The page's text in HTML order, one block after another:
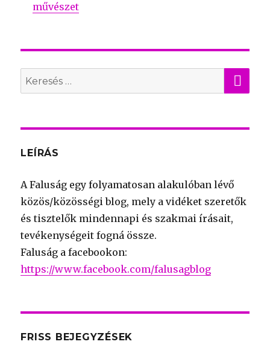
művészet
Search
for:
LEÍRÁS
A Faluság egy folyamatosan alakulóban lévő
közös/közösségi blog, mely a vidéket szeretők
és tisztelők mindennapi és szakmai írásait,
tevékenységeit fogná össze.
Faluság a facebookon:
https://www.facebook.com/falusagblog
FRISS BEJEGYZÉSEK